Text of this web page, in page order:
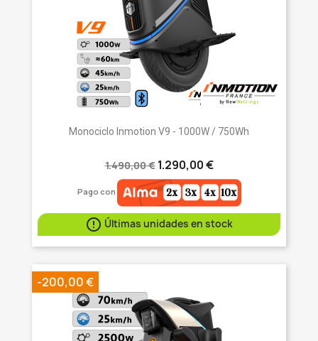
Monociclo Inmotion V9 - 1000W / 750Wh
1.490,00 € 1.290,00 €
Pago con
 Últimas unidades en stock
-200,00 €